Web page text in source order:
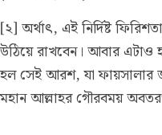
[২] অর্থাৎ, এই নির্দিষ্ট
উঠিয়ে রাখবেন। আবার
হল সেই আরশ, যা ফায়সালার
মহান আল্লাহর গৌরবময়